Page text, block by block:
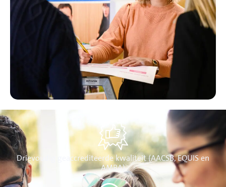
Drievoudig geaccrediteerde kwaliteit (AACSB, EQUIS en
AMBA)